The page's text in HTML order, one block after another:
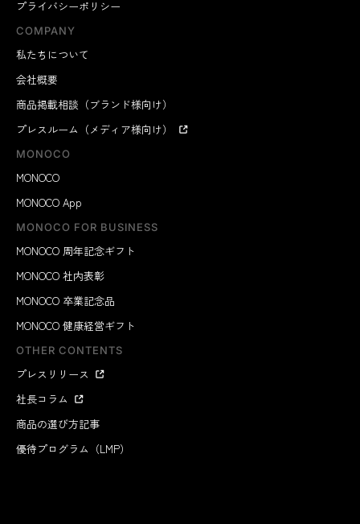
プライバシーポリシー
COMPANY
私たちについて
会社概要
商品掲載相談（ブランド様向け）
プレスルーム（メディア様向け）
MONOCO
MONOCO
MONOCO App
MONOCO FOR BUSINESS
MONOCO 周年記念ギフト
MONOCO 社内表彰
MONOCO 卒業記念品
MONOCO 健康経営ギフト
OTHER CONTENTS
プレスリリース
社長コラム
商品の選び方記事
優待プログラム（LMP）